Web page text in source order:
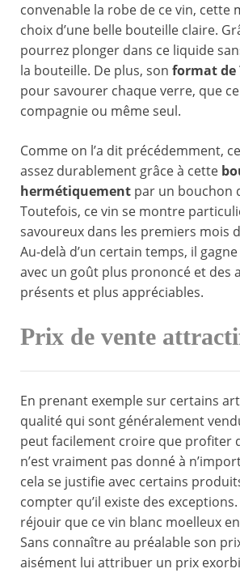
convenable la robe de ce vin, cette
choix d’une belle bouteille claire.
pourrez plonger dans ce liquide
la bouteille. De plus, son format de
pour savourer chaque verre, que
compagnie ou même seul.
Comme on l’a dit précédemment,
assez durablement grâce à cette
hermétiquement par un bouchon
Toutefois, ce vin se montre
savoureux dans les premiers mois
Au-delà d’un certain temps, il
avec un goût plus prononcé et des
présents et plus appréciables.
Prix de vente
En prenant exemple sur certains
qualité qui sont généralement
peut facilement croire que profiter
n’est vraiment pas donné à
cela se justifie avec certains
compter qu’il existe des
réjouir que ce vin blanc moelleux
Sans connaître au préalable son
aisément lui attribuer un prix